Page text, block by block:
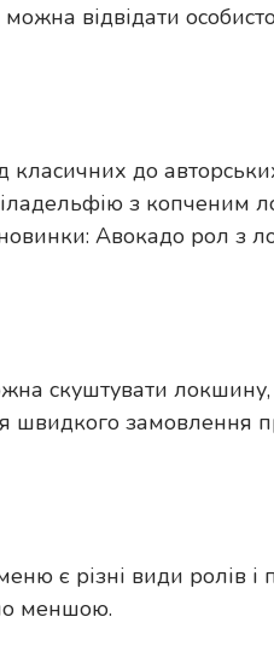
відвідати
класичних до
з копченим
Авокадо рол з
скуштувати локшину,
швидкого замовлення
є різні види ролів і
меншою.